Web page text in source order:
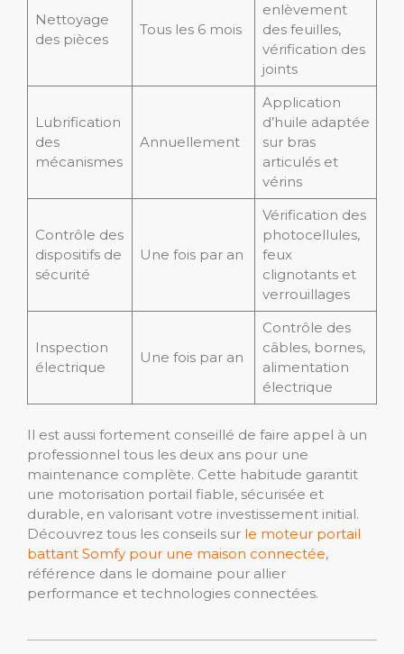
Nettoyage
des pièces
Tous les 6 mois
enlèvement
des feuilles,
vérification des
joints
Lubrification
des
mécanismes
Annuellement
Application
d’huile adaptée
sur bras
articulés et
vérins
Contrôle des
dispositifs de
sécurité
Une fois par an
Vérification des
photocellules,
feux
clignotants et
verrouillages
Inspection
électrique
Une fois par an
Contrôle des
câbles, bornes,
alimentation
électrique
Il est aussi fortement conseillé de faire appel à un
professionnel tous les deux ans pour une
maintenance complète. Cette habitude garantit
une motorisation portail fiable, sécurisée et
durable, en valorisant votre investissement initial.
Découvrez tous les conseils sur le moteur portail
battant Somfy pour une maison connectée,
référence dans le domaine pour allier
performance et technologies connectées.